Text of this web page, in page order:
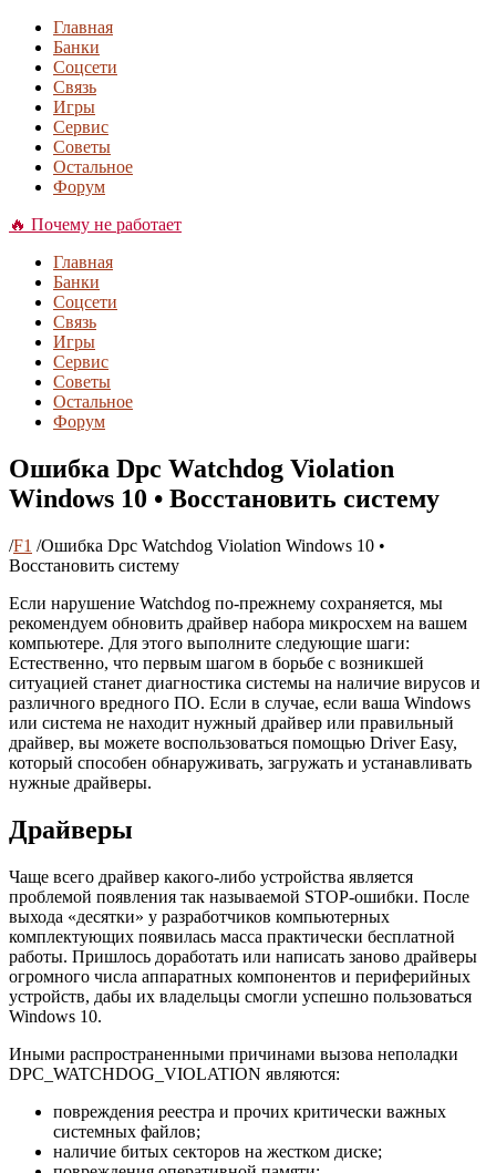
Главная
Банки
Соцсети
Связь
Игры
Сервис
Советы
Остальное
Форум
🔥 Почему не работает
Главная
Банки
Соцсети
Связь
Игры
Сервис
Советы
Остальное
Форум
Ошибка Dpc Watchdog Violation
Windows 10 • Восстановить систему
/F1 /Ошибка Dpc Watchdog Violation Windows 10 •
Восстановить систему
Если нарушение Watchdog по-прежнему сохраняется, мы
рекомендуем обновить драйвер набора микросхем на вашем
компьютере. Для этого выполните следующие шаги:
Естественно, что первым шагом в борьбе с возникшей
ситуацией станет диагностика системы на наличие вирусов и
различного вредного ПО. Если в случае, если ваша Windows
или система не находит нужный драйвер или правильный
драйвер, вы можете воспользоваться помощью Driver Easy,
который способен обнаруживать, загружать и устанавливать
нужные драйверы.
Драйверы
Чаще всего драйвер какого-либо устройства является
проблемой появления так называемой STOP-ошибки. После
выхода «десятки» у разработчиков компьютерных
комплектующих появилась масса практически бесплатной
работы. Пришлось доработать или написать заново драйверы
огромного числа аппаратных компонентов и периферийных
устройств, дабы их владельцы смогли успешно пользоваться
Windows 10.
Иными распространенными причинами вызова неполадки
DPC_WATCHDOG_VIOLATION являются:
повреждения реестра и прочих критически важных
системных файлов;
наличие битых секторов на жестком диске;